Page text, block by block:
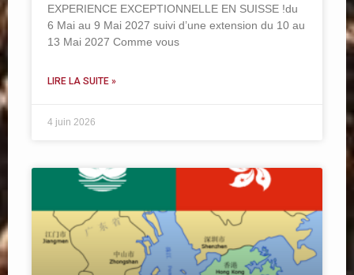
EXPERIENCE EXCEPTIONNELLE EN SUISSE !du
6 Mai au 9 Mai 2027 suivi d’une extension du 10 au
13 Mai 2027 Comme vous
LIRE LA SUITE »
4 juin 2026